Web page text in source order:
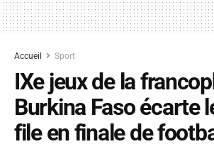
Accueil Sport
IXe jeux de la
Burkina Faso écarte
file en finale de